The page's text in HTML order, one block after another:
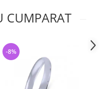
CUMPARAT
-8%